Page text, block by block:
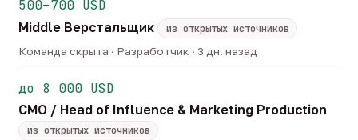
500–700 USD
Middle Верстальщик
из открытых источников
Команда скрыта · Разработчик · 3 дн. назад
до 8 000 USD
CMO / Head of Influence & Marketing Production
из открытых источников